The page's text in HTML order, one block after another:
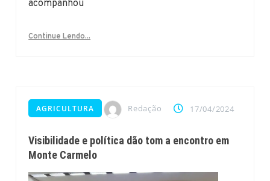
acompanhou
Continue Lendo...
AGRICULTURA Redação 17/04/2024
Visibilidade e política dão tom a encontro em
Monte Carmelo